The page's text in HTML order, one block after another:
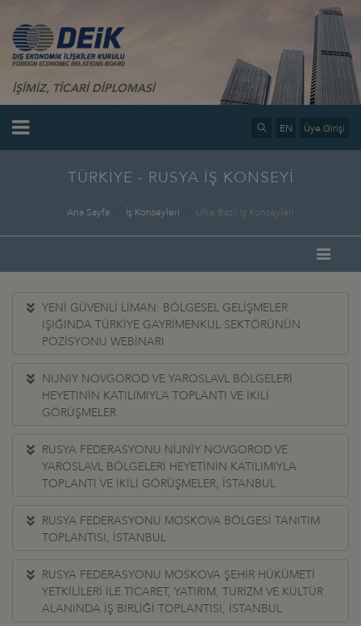
İŞİMİZ, TİCARİ DİPLOMASİ
EN Üye Girişi
TÜRKİYE - RUSYA İŞ KONSEYİ
Ana Sayfa İş Konseyleri Ülke Bazlı İş Konseyleri
YENİ GÜVENLİ LİMAN: BÖLGESEL GELİŞMELER
IŞIĞINDA TÜRKİYE GAYRİMENKUL SEKTÖRÜNÜN
POZİSYONU WEBİNARI
NIJNIY NOVGOROD VE YAROSLAVL BÖLGELERİ
HEYETİNİN KATILIMIYLA TOPLANTI VE İKİLİ
GÖRÜŞMELER
RUSYA FEDERASYONU NİJNİY NOVGOROD VE
YAROSLAVL BÖLGELERİ HEYETİNİN KATILIMIYLA
TOPLANTI VE İKİLİ GÖRÜŞMELER, İSTANBUL
RUSYA FEDERASYONU MOSKOVA BÖLGESİ TANITIM
TOPLANTISI, İSTANBUL
RUSYA FEDERASYONU MOSKOVA ŞEHİR HÜKÜMETİ
YETKİLİLERİ İLE TİCARET, YATIRIM, TURİZM VE KÜLTÜR
ALANINDA İŞ BİRLİĞİ TOPLANTISI, İSTANBUL